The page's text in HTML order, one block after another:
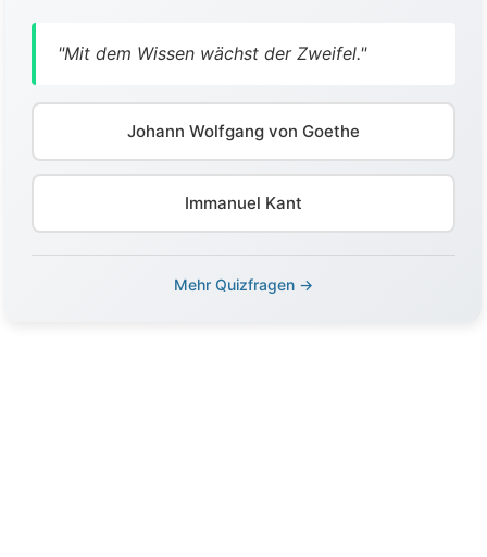
"Mit dem Wissen wächst der Zweifel."
Johann Wolfgang von Goethe
Immanuel Kant
Mehr Quizfragen →